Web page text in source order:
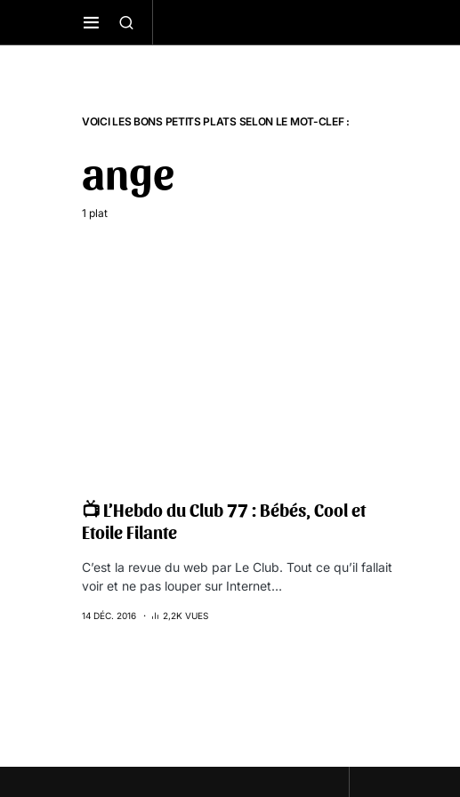
VOICI LES BONS PETITS PLATS SELON LE MOT-CLEF :
ange
1 plat
📺 L’Hebdo du Club 77 : Bébés, Cool et
Etoile Filante
C’est la revue du web par Le Club. Tout ce qu’il fallait
voir et ne pas louper sur Internet…
14 DÉC. 2016 2,2K VUES